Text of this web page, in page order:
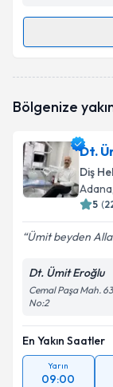
oluşturun.
E-posta
Kişisel
Bölgenize
Dt.
Diş
Adana
5 (
Ümit beyden
Dt. Ümit Eroğlu
Cemal Paşa Mah.
No:2
En Yakın Saatler
Yarın
09:00